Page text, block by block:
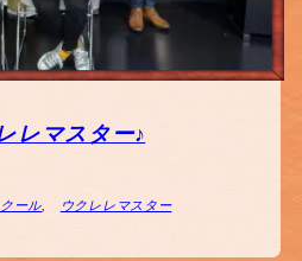
レマスター♪
ール, ウクレレマスター